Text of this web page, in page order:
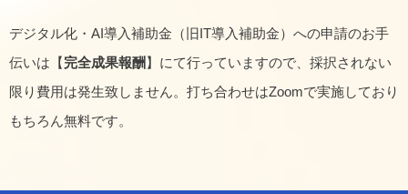
デジタル化・AI導入補助金（旧IT導入補助金）への申請のお手
伝いは【完全成果報酬 】にて行っていますので、採択されない
限り費用は発生致しません。打ち合わせはZoomで実施しており
もちろん無料です。